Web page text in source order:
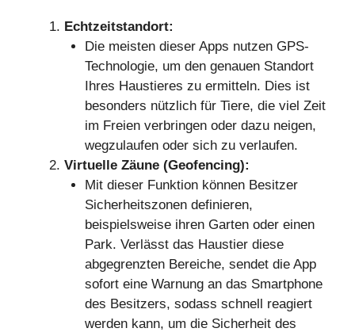
Echtzeitstandort:
Die meisten dieser Apps nutzen GPS-
Technologie, um den genauen Standort
Ihres Haustieres zu ermitteln. Dies ist
besonders nützlich für Tiere, die viel Zeit
im Freien verbringen oder dazu neigen,
wegzulaufen oder sich zu verlaufen.
Virtuelle Zäune (Geofencing):
Mit dieser Funktion können Besitzer
Sicherheitszonen definieren,
beispielsweise ihren Garten oder einen
Park. Verlässt das Haustier diese
abgegrenzten Bereiche, sendet die App
sofort eine Warnung an das Smartphone
des Besitzers, sodass schnell reagiert
werden kann, um die Sicherheit des